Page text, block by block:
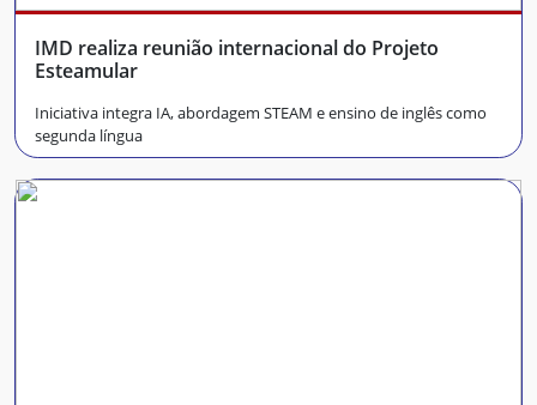
IMD realiza reunião internacional do Projeto
Esteamular
Iniciativa integra IA, abordagem STEAM e ensino de inglês como
segunda língua